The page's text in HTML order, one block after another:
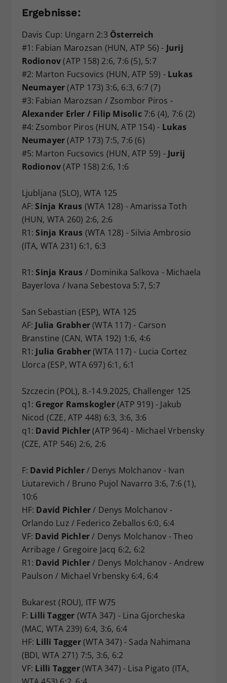
Ergebnisse:
Davis Cup: Ungarn 2:3 Österreich
#1: Fabian Marozsan (HUN, ATP 56) - Jurij
Rodionov(ATP 158) 2:6, 7:6 (5), 5:7
#2: Marton Fucsovics (HUN, ATP 59) - Lukas
Neumayer(ATP 173) 3:6, 6:3, 6:7 (7)
#3: Fabian Marozsan / Zsombor Piros -
Alexander Erler / Filip Misolic7:6 (4), 7:6 (2)
#4: Zsombor Piros (HUN, ATP 154) - Lukas
Neumayer(ATP 173) 7:5, 7:6 (6)
#5: Marton Fucsovics (HUN, ATP 59) - Jurij
Rodionov(ATP 158) 2:6, 1:6
Ljubljana (SLO), WTA 125
AF:Sinja Kraus (WTA 128) - Amarissa Toth
(HUN, WTA 260) 2:6, 2:6
R1:Sinja Kraus (WTA 128) - Silvia Ambrosio
(ITA, WTA 231) 6:1, 6:3
R1:Sinja Kraus / Dominika Salkova - Michaela
Bayerlova / Ivana Sebestova 5:7, 5:7
San Sebastian (ESP), WTA 125
AF: Julia Grabher(WTA 117) - Carson
Branstine (CAN, WTA 192) 1:6, 4:6
R1: Julia Grabher(WTA 117) - Lucia Cortez
Llorca (ESP, WTA 697) 6:1, 6:1
Szczecin (POL), 8.-14.9.2025, Challenger 125
q1: Gregor Ramskogler(ATP 919) - Jakub
Nicod (CZE, ATP 448) 6:3, 3:6, 3:6
q1: David Pichler(ATP 964) - Michael Vrbensky
(CZE, ATP 546) 2:6, 2:6
F: David Pichler/ Denys Molchanov - Ivan
Liutarevich / Bruno Pujol Navarro 3:6, 7:6 (1),
10:6
HF: David Pichler/ Denys Molchanov -
Orlando Luz / Federico Zeballos 6:0, 6:4
VF: David Pichler/ Denys Molchanov - Theo
Arribage / Gregoire Jacq 6:2, 6:2
R1: David Pichler/ Denys Molchanov - Andrew
Paulson / Michael Vrbensky 6:4, 6:4
Bukarest (ROU), ITF W75
F: Lilli Tagger (WTA 347) - Lina Gjorcheska
(MAC, WTA 239) 6:4, 3:6, 6:4
HF: Lilli Tagger(WTA 347) - Sada Nahimana
(BDI, WTA 271) 7:5, 3:6, 6:2
VF: Lilli Tagger(WTA 347) - Lisa Pigato (ITA,